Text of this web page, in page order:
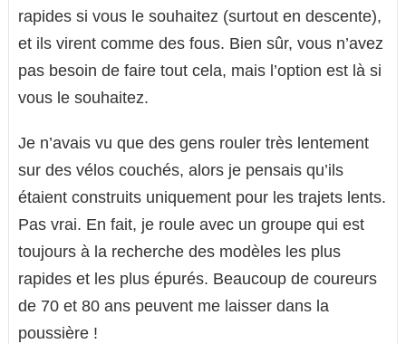
rapides si vous le souhaitez (surtout en descente),
et ils virent comme des fous. Bien sûr, vous n’avez
pas besoin de faire tout cela, mais l’option est là si
vous le souhaitez.
Je n’avais vu que des gens rouler très lentement
sur des vélos couchés, alors je pensais qu’ils
étaient construits uniquement pour les trajets lents.
Pas vrai. En fait, je roule avec un groupe qui est
toujours à la recherche des modèles les plus
rapides et les plus épurés. Beaucoup de coureurs
de 70 et 80 ans peuvent me laisser dans la
poussière !